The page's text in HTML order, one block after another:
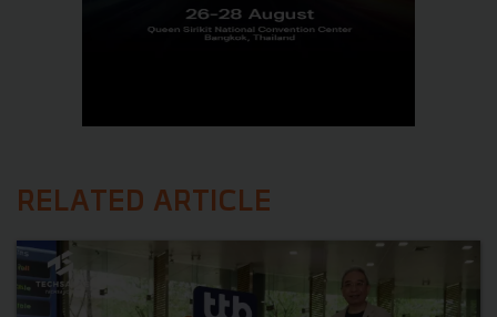
RELATED ARTICLE